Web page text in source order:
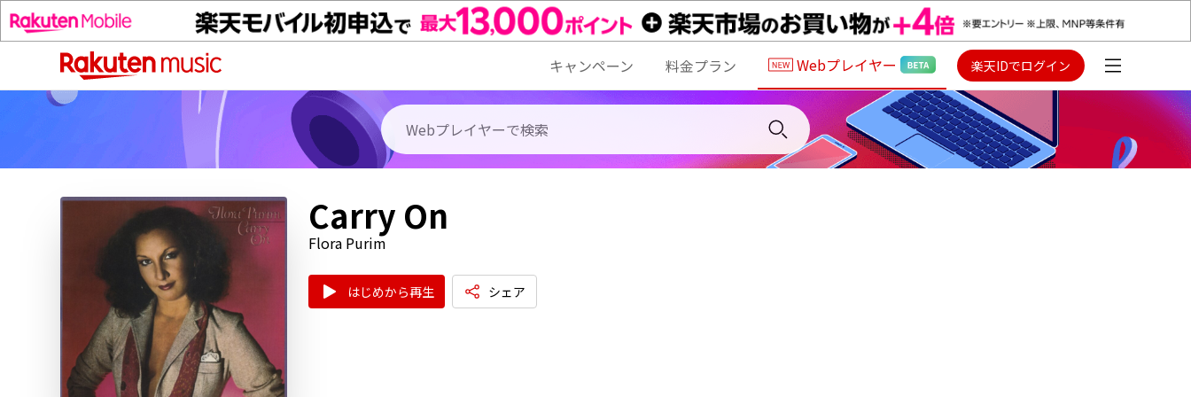
キャンペーン 料金プラン Webプレイヤー 楽天IDでログイン
Carry On
Flora Purim
はじめから再生 シェア